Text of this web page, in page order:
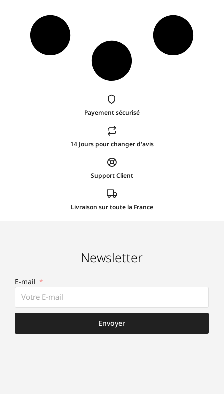
Payement sécurisé
14 Jours pour changer d'avis
Support Client
Livraison sur toute la France
Newsletter
E-mail
Envoyer